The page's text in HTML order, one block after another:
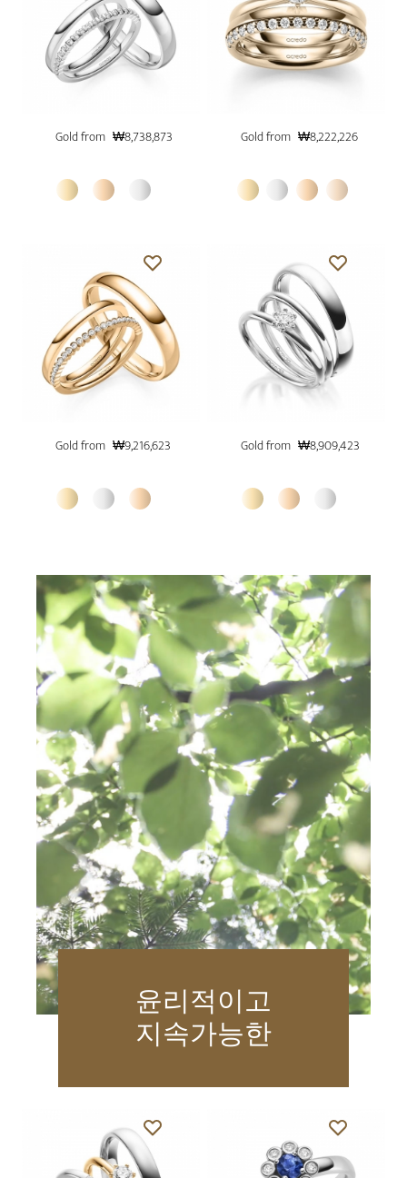
Gold from ₩8,738,873 Gold from ₩8,222,226
Gold from ₩9,216,623 Gold from ₩8,909,423
윤리적이고
지속가능한